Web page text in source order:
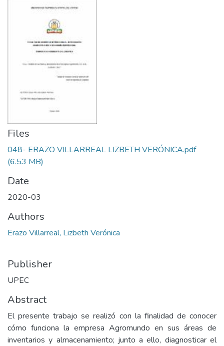
Files
048- ERAZO VILLARREAL LIZBETH VERÓNICA.pdf
(6.53 MB)
Date
2020-03
Authors
Erazo Villarreal, Lizbeth Verónica
Publisher
UPEC
Abstract
El presente trabajo se realizó con la finalidad de conocer
cómo funciona la empresa Agromundo en sus áreas de
inventarios y almacenamiento; junto a ello, diagnosticar el